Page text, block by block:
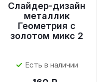
Слайдер-дизайн
металлик
Геометрия с
золотом микс 2
Есть в наличии